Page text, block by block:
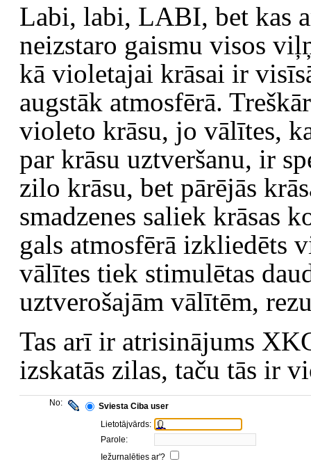
Labi, labi, LABI, bet kas
neizstaro gaismu visos
kā violetajai krāsai ir
augstāk atmosfērā.
violeto krāsu, jo vālītes,
par krāsu uztveršanu, ir
zilo krāsu, bet pārējās
smadzenes saliek krāsas
gals atmosfērā izkliedēts
vālītes tiek stimulētas
uztverošajām vālītēm,
Tas arī ir atrisinājums
izskatās zilas, taču tās ir
No:
Sviesta Ciba user
Lietotājvārds:
Parole:
Iežurnalēties ar'?